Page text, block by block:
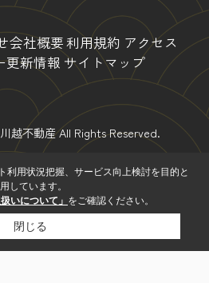
会社概要利用規約 アクセス
更新情報 サイトマップ
越不動産 All Rights Reserved.
利用状況把握、サービス向上検討を目的と
しています。
いについて」 をご確認ください。
閉じる